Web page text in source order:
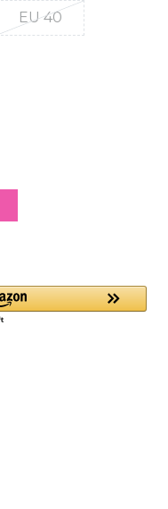
EU 40